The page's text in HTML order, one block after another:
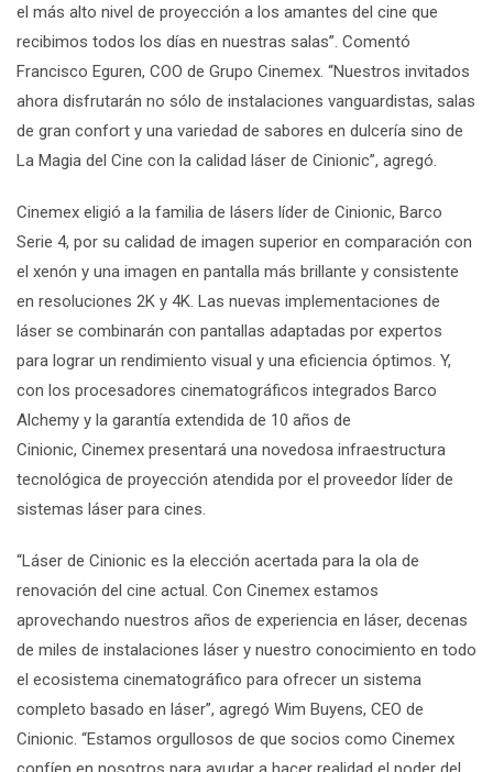
el más alto nivel de proyección a los amantes del cine que
recibimos todos los días en nuestras salas”. Comentó
Francisco Eguren, COO de Grupo Cinemex. “Nuestros invitados
ahora disfrutarán no sólo de instalaciones vanguardistas, salas
de gran confort y una variedad de sabores en dulcería sino de
La Magia del Cine con la calidad láser de Cinionic”, agregó.
Cinemex eligió a la familia de lásers líder de Cinionic, Barco
Serie 4, por su calidad de imagen superior en comparación con
el xenón y una imagen en pantalla más brillante y consistente
en resoluciones 2K y 4K. Las nuevas implementaciones de
láser se combinarán con pantallas adaptadas por expertos
para lograr un rendimiento visual y una eficiencia óptimos. Y,
con los procesadores cinematográficos integrados Barco
Alchemy y la garantía extendida de 10 años de
Cinionic, Cinemex presentará una novedosa infraestructura
tecnológica de proyección atendida por el proveedor líder de
sistemas láser para cines.
“Láser de Cinionic es la elección acertada para la ola de
renovación del cine actual. Con Cinemex estamos
aprovechando nuestros años de experiencia en láser, decenas
de miles de instalaciones láser y nuestro conocimiento en todo
el ecosistema cinematográfico para ofrecer un sistema
completo basado en láser”, agregó Wim Buyens, CEO de
Cinionic. “Estamos orgullosos de que socios como Cinemex